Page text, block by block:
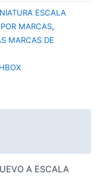
ESCALA
MARCAS,
MARCAS DE
A ESCALA